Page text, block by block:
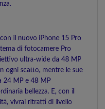
il nuovo iPhone 15 Pro
di fotocamere Pro
ultra-wide da 48 MP
ogni scatto, mentre le sue
24 MP e 48 MP
bellezza. E, con il
vivrai ritratti di livello